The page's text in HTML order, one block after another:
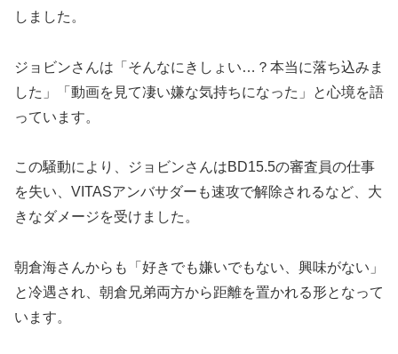
しました。
ジョビンさんは「そんなにきしょい…？本当に落ち込みま
した」「動画を見て凄い嫌な気持ちになった」と心境を語
っています。
この騒動により、ジョビンさんはBD15.5の審査員の仕事
を失い、VITASアンバサダーも速攻で解除されるなど、大
きなダメージを受けました。
朝倉海さんからも「好きでも嫌いでもない、興味がない」
と冷遇され、朝倉兄弟両方から距離を置かれる形となって
います。